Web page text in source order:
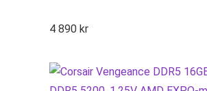
4 890 kr